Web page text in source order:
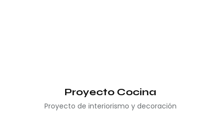
Proyecto Cocina
Proyecto de interiorismo y decoración